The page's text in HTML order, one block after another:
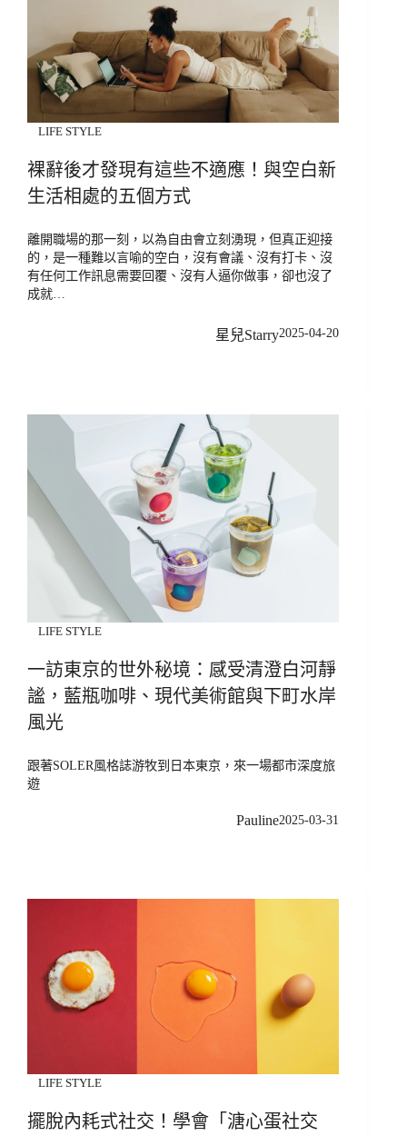
LIFE STYLE
裸辭後才發現有這些不適應！與空白新
生活相處的五個方式
離開職場的那一刻，以為自由會立刻湧現，但真正迎接
的，是一種難以言喻的空白，沒有會議、沒有打卡、沒
有任何工作訊息需要回覆、沒有人逼你做事，卻也沒了
成就…
星兒Starry2025-04-20
LIFE STYLE
一訪東京的世外秘境：感受清澄白河靜
謐，藍瓶咖啡、現代美術館與下町水岸
風光
跟著SOLER風格誌游牧到日本東京，來一場都市深度旅
遊
Pauline2025-03-31
LIFE STYLE
擺脫內耗式社交！學會「溏心蛋社交